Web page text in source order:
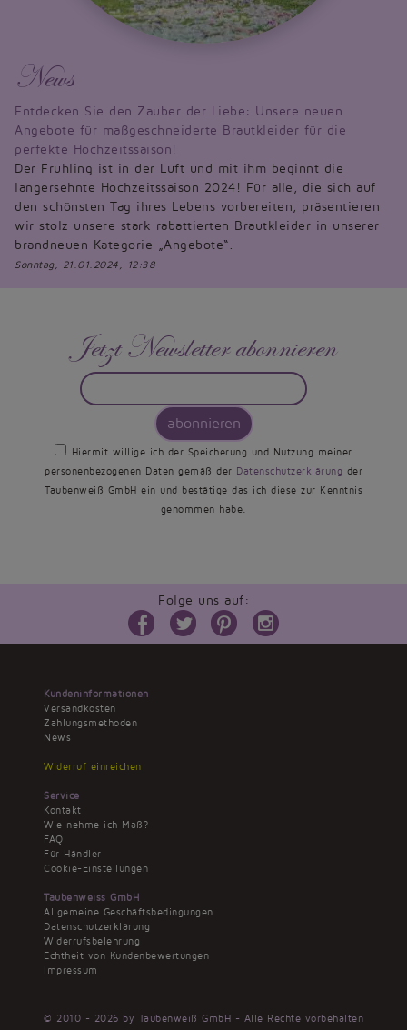
News
Entdecken Sie den Zauber der Liebe: Unsere neuen
Angebote für maßgeschneiderte Brautkleider für die
perfekte Hochzeitssaison!
Der Frühling ist in der Luft und mit ihm beginnt die
langersehnte Hochzeitssaison 2024! Für alle, die sich auf
den schönsten Tag ihres Lebens vorbereiten, präsentieren
wir stolz unsere stark rabattierten Brautkleider in unserer
brandneuen Kategorie „Angebote“.
Sonntag, 21.01.2024, 12:38
Jetzt Newsletter abonnieren
abonnieren
Hiermit willige ich der Speicherung und Nutzung meiner
personenbezogenen Daten gemäß der Datenschutzerklärung der
Taubenweiß GmbH ein und bestätige das ich diese zur Kenntnis
genommen habe.
Folge uns auf:
Kundeninformationen
Versandkosten
Zahlungsmethoden
News
Widerruf einreichen
Service
Kontakt
Wie nehme ich Maß?
FAQ
Für Händler
Cookie-Einstellungen
Taubenweiss GmbH
Allgemeine Geschäftsbedingungen
Datenschutzerklärung
Widerrufsbelehrung
Echtheit von Kundenbewertungen
Impressum
© 2010 - 2026 by Taubenweiß GmbH - Alle Rechte vorbehalten